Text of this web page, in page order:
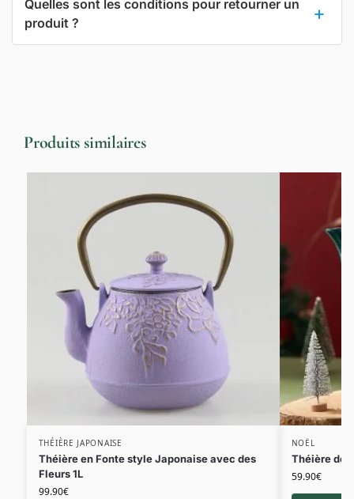
Quelles sont les conditions pour retourner un
produit ?
Produits similaires
THÉIÈRE JAPONAISE
Théière en Fonte style Japonaise avec des
Fleurs 1L
99.90€
NOËL
Théière de
59.90€